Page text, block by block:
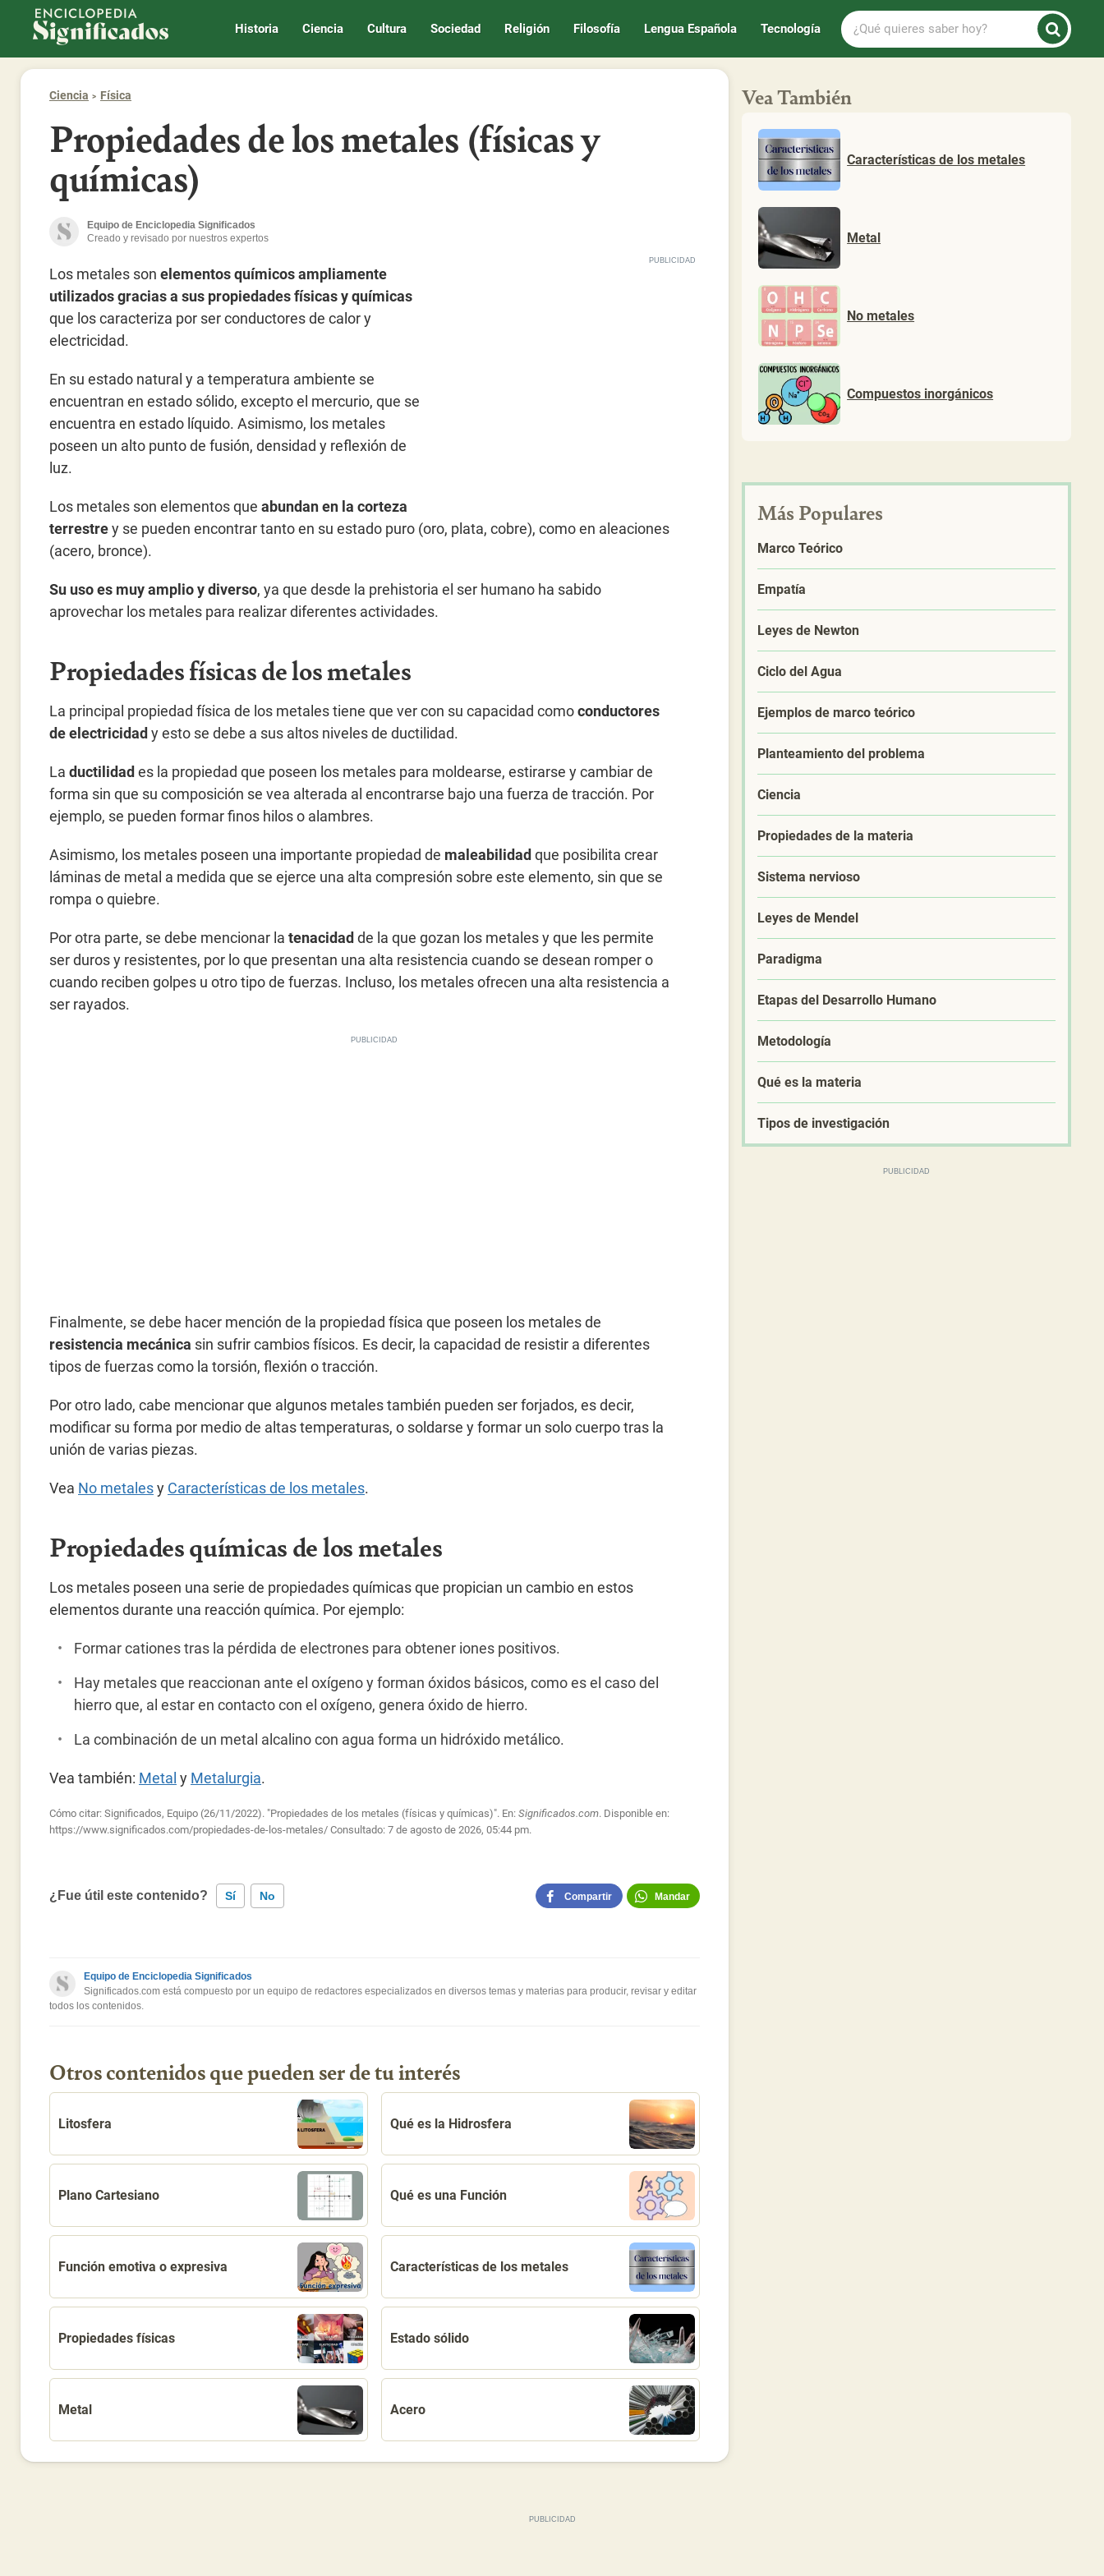
Enciclopedia Significados
Historia Ciencia Cultura Sociedad Religión Filosofía Lengua Española Tecnología
¿Qué
quieres
saber
Ciencia Física
Propiedades de los metales (físicas y
químicas)
Equipo de Enciclopedia Significados
Creado y revisado por nuestros expertos
Los metales son elementos químicos ampliamente
utilizados gracias a sus propiedades físicas y químicas
que los caracteriza por ser conductores de calor y
electricidad.
En su estado natural y a temperatura ambiente se
encuentran en estado sólido, excepto el mercurio, que se
encuentra en estado líquido. Asimismo, los metales
poseen un alto punto de fusión, densidad y reflexión de
luz.
Los metales son elementos que abundan en la corteza
terrestrey se pueden encontrar tanto en su estado puro (oro, plata, cobre), como en aleaciones
(acero, bronce).
Su uso es muy amplio y diverso, ya que desde la prehistoria el ser humano ha sabido
aprovechar los metales para realizar diferentes actividades.
Propiedades físicas de los metales
La principal propiedad física de los metales tiene que ver con su capacidad comoconductores
de electricidad y esto se debe a sus altos niveles de ductilidad.
La ductilidad es la propiedad que poseen los metales para moldearse, estirarse y cambiar de
forma sin que su composición se vea alterada al encontrarse bajo una fuerza de tracción. Por
ejemplo, se pueden formar finos hilos o alambres.
Asimismo, los metales poseen una importante propiedad de maleabilidad que posibilita crear
láminas de metal a medida que se ejerce una alta compresión sobre este elemento, sin que se
rompa o quiebre.
Por otra parte, se debe mencionar la tenacidad de la que gozan los metales y que les permite
ser duros y resistentes, por lo que presentan una alta resistencia cuando se desean romper o
cuando reciben golpes u otro tipo de fuerzas. Incluso, los metales ofrecen una alta resistencia a
ser rayados.
Finalmente, se debe hacer mención de la propiedad física que poseen los metales de
resistencia mecánica sin sufrir cambios físicos. Es decir, la capacidad de resistir a diferentes
tipos de fuerzas como la torsión, flexión o tracción.
Por otro lado, cabe mencionar que algunos metales también pueden ser forjados, es decir,
modificar su forma por medio de altas temperaturas, o soldarse y formar un solo cuerpo tras la
unión de varias piezas.
Vea No metalesy Características de los metales.
Propiedades químicas de los metales
Los metales poseen una serie de propiedades químicas que propician un cambio en estos
elementos durante una reacción química. Por ejemplo:
Formar cationes tras la pérdida de electrones para obtener iones positivos.
Hay metales que reaccionan ante el oxígeno y forman óxidos básicos, como es el caso del
hierro que, al estar en contacto con el oxígeno, genera óxido de hierro.
La combinación de un metal alcalino con agua forma un hidróxido metálico.
Vea también: Metal y Metalurgia.
Cómo citar: Significados, Equipo (26/11/2022). "Propiedades de los metales (físicas y químicas)". En: Significados.com. Disponible en:
https://www.significados.com/propiedades-de-los-metales/ Consultado: 7 de agosto de 2026, 05:44 pm.
¿Fue útil este contenido? Sí No
Este contenido no tiene la información que busco
Otro
Compartir Mandar
Equipo de Enciclopedia Significados
Significados.com está compuesto por un equipo de redactores especializados en diversos temas y materias para producir, revisar y editar
todos los contenidos.
Otros contenidos que pueden ser de tu interés
Litosfera Qué es la Hidrosfera
Plano Cartesiano Qué es una Función
Función emotiva o expresiva Características de los metales
Propiedades físicas Estado sólido
Metal Acero
Vea También
Características de los metales
Metal
No metales
Compuestos inorgánicos
Más Populares
Marco Teórico
Empatía
Leyes de Newton
Ciclo del Agua
Ejemplos de marco teórico
Planteamiento del problema
Ciencia
Propiedades de la materia
Sistema nervioso
Leyes de Mendel
Paradigma
Etapas del Desarrollo Humano
Metodología
Qué es la materia
Tipos de investigación